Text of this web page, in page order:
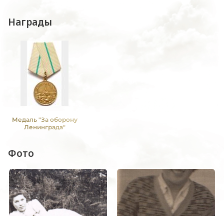
Награды
Медаль "За оборону
Ленинграда"
Фото